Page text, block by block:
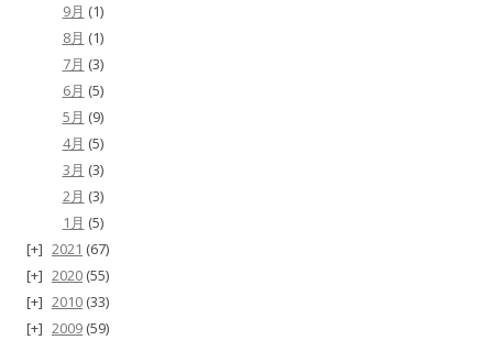
9月 (1)
8月 (1)
7月 (3)
6月 (5)
5月 (9)
4月 (5)
3月 (3)
2月 (3)
1月 (5)
2021 (67)
2020 (55)
2010 (33)
2009 (59)